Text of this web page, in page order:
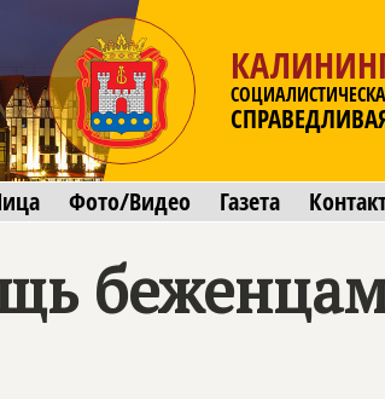
Фото/Видео Газета